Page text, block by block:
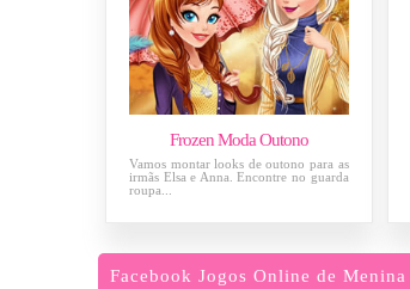
Frozen Moda Outono
Vamos montar looks de outono para as
irmãs Elsa e Anna. Encontre no guarda
roupa...
Facebook Jogos Online de Menina